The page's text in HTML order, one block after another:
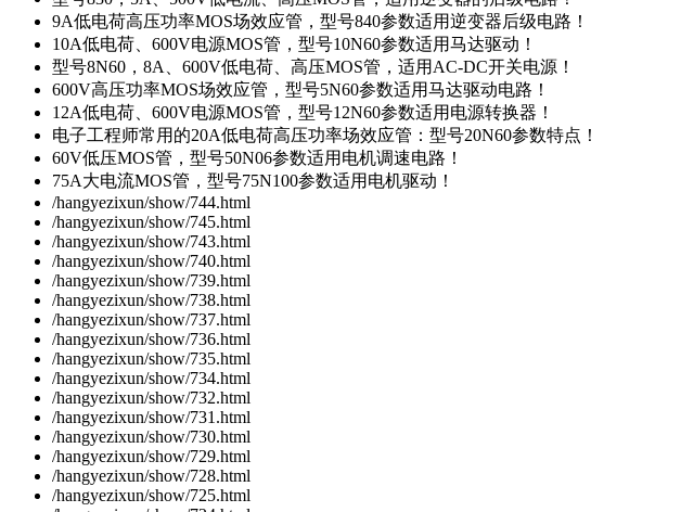
9A低电荷高压功率MOS场效应管，型号840参数适用逆变器后级电路！
10A低电荷、600V电源MOS管，型号10N60参数适用马达驱动！
型号8N60，8A、600V低电荷、高压MOS管，适用AC-DC开关电源！
600V高压功率MOS场效应管，型号5N60参数适用马达驱动电路！
12A低电荷、600V电源MOS管，型号12N60参数适用电源转换器！
电子工程师常用的20A低电荷高压功率场效应管：型号20N60参数特点！
60V低压MOS管，型号50N06参数适用电机调速电路！
75A大电流MOS管，型号75N100参数适用电机驱动！
/hangyezixun/show/744.html
/hangyezixun/show/745.html
/hangyezixun/show/743.html
/hangyezixun/show/740.html
/hangyezixun/show/739.html
/hangyezixun/show/738.html
/hangyezixun/show/737.html
/hangyezixun/show/736.html
/hangyezixun/show/735.html
/hangyezixun/show/734.html
/hangyezixun/show/732.html
/hangyezixun/show/731.html
/hangyezixun/show/730.html
/hangyezixun/show/729.html
/hangyezixun/show/728.html
/hangyezixun/show/725.html